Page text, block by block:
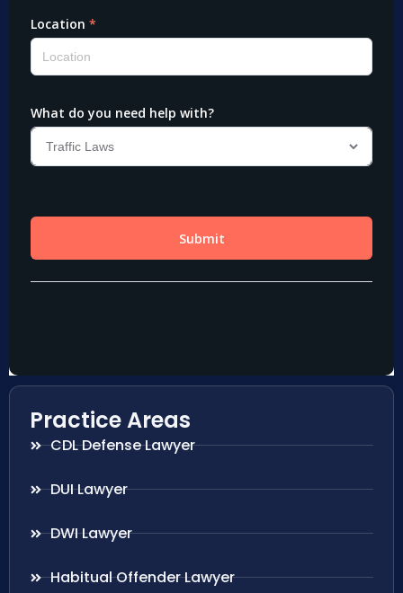
Practice Areas
CDL Defense Lawyer
DUI Lawyer
DWI Lawyer
Habitual Offender Lawyer